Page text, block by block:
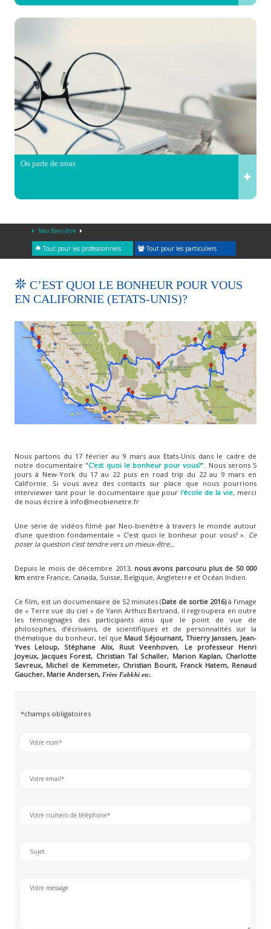
On parle de nous
Neo Bien-être
Tout pour les professionnels Tout pour les particuliers
C’EST QUOI LE BONHEUR POUR VOUS
EN CALIFORNIE (ETATS-UNIS)?
Nous partons du 17 février au 9 mars aux Etats-Unis dans le cadre de
notre documentaire "C'est quoi le bonheur pour vous?". Nous serons 5
jours à New-York du 17 au 22 puis en road trip du 22 au 9 mars en
Californie. Si vous avez des contacts sur place que nous pourrions
interviewer tant pour le documentaire que pour l'école de la vie, merci
de nous écrire à info@neobienetre.fr
Une série de vidéos filmé par Neo-bienêtre à travers le monde autour
d’une question fondamentale « C’est quoi le bonheur pour vous? ». Ce
poser la question c’est tendre vers un mieux-être…
Depuis le mois de décembre 2013, nous avons parcouru plus de 50 000
kmentre France, Canada, Suisse, Belgique, Angleterre et Océan Indien.
Ce film, est un documentaire de 52 minutes (Date de sortie 2016)à l’image
de « Terre vue du ciel » de Yann Arthus Bertrand, il regroupera en outre
les témoignages des participants ainsi que le point de vue de
philosophes, d’écrivains, de scientifiques et de personnalités sur la
thématique du bonheur, tel que Maud Séjournant, Thierry Janssen, Jean-
Yves Leloup, Stéphane Alix, Ruut Veenhoven, Le professeur Henri
Joyeux, Jacques Forest, Christian Tal Schaller, Marion Kaplan, Charlotte
Savreux, Michel de Kemmeter, Christian Bourit, Franck Hatem, Renaud
Gaucher, Marie Andersen, Frère Fabkhi etc.
*champs obligatoires